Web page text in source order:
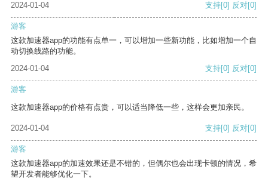
2024-01-04
支持[0] 反对[0]
游客
这款加速器app的功能有点单一，可以增加一些新功能，比如增加一个自
动切换线路的功能。
2024-01-04
支持[0] 反对[0]
游客
这款加速器app的价格有点贵，可以适当降低一些，这样会更加亲民。
2024-01-04 支持[0] 反对[0]
游客
这款加速器app的加速效果还是不错的，但偶尔也会出现卡顿的情况，希
望开发者能够优化一下。